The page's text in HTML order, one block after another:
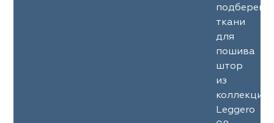
подберем
ткани
для
пошива
штор
из
Leggero